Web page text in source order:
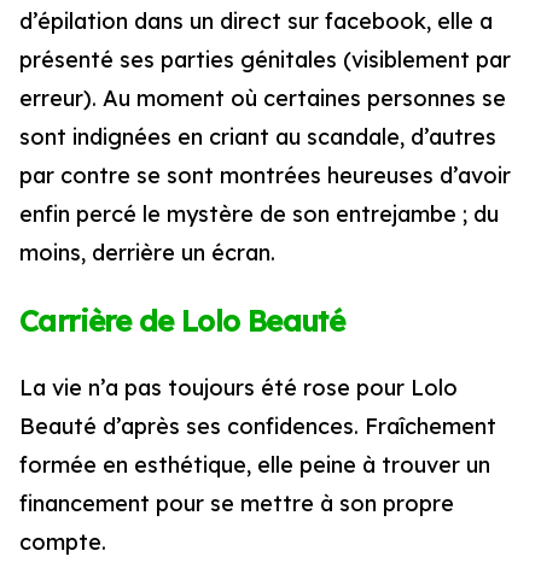
d’épilation dans un direct sur facebook, elle a
présenté ses parties génitales (visiblement par
erreur). Au moment où certaines personnes se
sont indignées en criant au scandale, d’autres
par contre se sont montrées heureuses d’avoir
enfin percé le mystère de son entrejambe ; du
moins, derrière un écran.
Carrière de Lolo Beauté
La vie n’a pas toujours été rose pour Lolo
Beauté d’après ses confidences. Fraîchement
formée en esthétique, elle peine à trouver un
financement pour se mettre à son propre
compte.